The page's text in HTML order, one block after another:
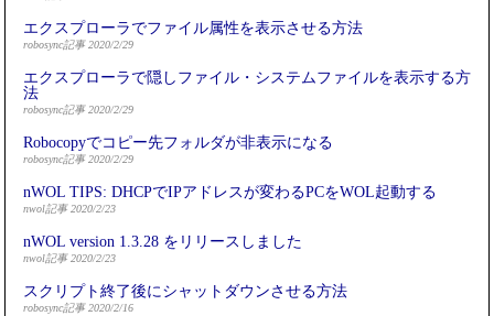
エクスプローラでファイル属性を表示させる方法
robosync記事 2020/2/29
エクスプローラで隠しファイル・システムファイルを表示する方
法
robosync記事 2020/2/29
Robocopyでコピー先フォルダが非表示になる
robosync記事 2020/2/29
nWOL TIPS: DHCPでIPアドレスが変わるPCをWOL起動する
nwol記事 2020/2/23
nWOL version 1.3.28 をリリースしました
nwol記事 2020/2/23
スクリプト終了後にシャットダウンさせる方法
robosync記事 2020/2/16